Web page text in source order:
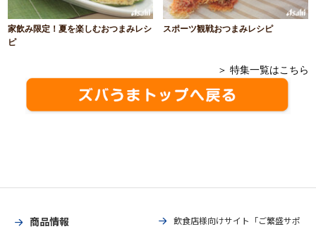
家飲み限定！夏を楽しむおつまみレシ
ピ
スポーツ観戦おつまみレシピ
＞ 特集一覧はこちら
商品情報
飲食店様向けサイト「ご繁盛サポ